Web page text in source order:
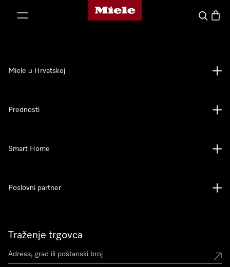
Miele početna stranica
Pretraga
Traženje trgovca
Miele u Hrvatskoj
Prednosti
Smart Home
Poslovni partner